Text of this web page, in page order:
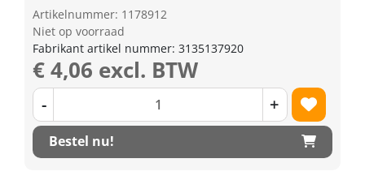
Artikelnummer: 1178912
Niet op voorraad
Fabrikant artikel nummer: 3135137920
€ 4,06 excl. BTW
- +
Bestel nu!